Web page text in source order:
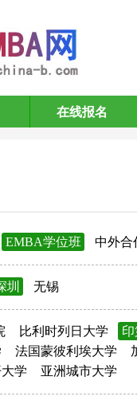
在线报名
EMBA学位班 中外合
圳 无锡
比利时列日大学
法国蒙彼利埃大学
学 亚洲城市大学